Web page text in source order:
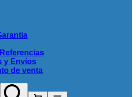
y Envíos
de venta